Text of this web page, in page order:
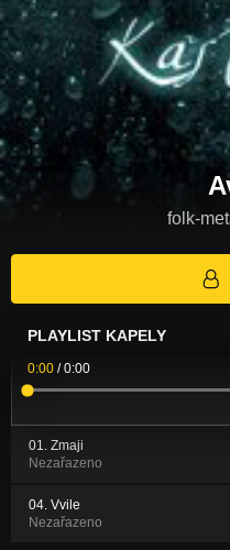
folk-
PLAYLIST KAPELY
0:00 /0:00
01. Zmaji
Nezařazeno
04. Vvile
Nezařazeno